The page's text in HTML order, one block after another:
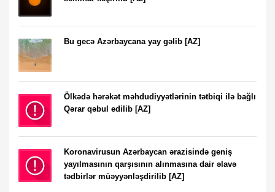
Bu gecə Azərbaycana yay gəlib [AZ]
Ölkədə hərəkət məhdudiyyətlərinin tətbiqi ilə bağlı
Qərar qəbul edilib [AZ]
Koronavirusun Azərbaycan ərazisində geniş
yayılmasının qarşısının alınmasına dair əlavə
tədbirlər müəyyənləşdirilib [AZ]